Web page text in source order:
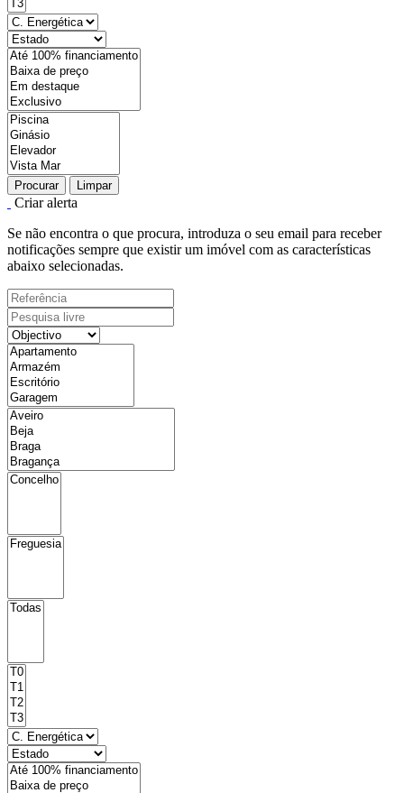
Procurar Limpar
Criar alerta
Se não encontra o que procura, introduza o seu email para receber
notificações sempre que existir um imóvel com as características
abaixo selecionadas.